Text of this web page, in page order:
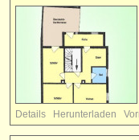
Details Herunterladen